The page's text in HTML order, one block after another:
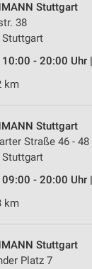
Stuttgart
38
Stuttgart
10:00 - 20:00 Uhr |
km
Stuttgart
Straße 46 - 48
Stuttgart
09:00 - 20:00 Uhr |
km
Stuttgart
Platz 7